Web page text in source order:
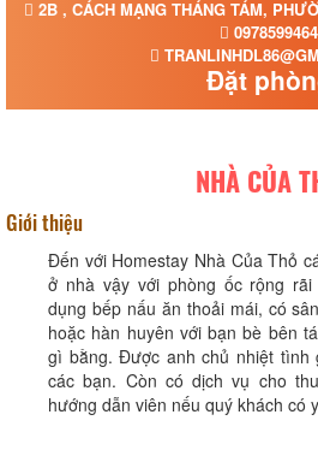
2B , CÁCH MẠNG THÁNG TÁM,
0978599464
Đặt
NHÀ CỦA
Giới thiệu
Đến với Homestay Nhà Của Thỏ
ở nhà vậy với phòng ốc rộng
dụng bếp nấu ăn thoải mái, có
hoặc hàn huyên với bạn bè bên
gì bằng. Được anh chủ nhiệt tình
các bạn. Còn có dịch vụ cho
hướng dẫn viên nếu quý khách có